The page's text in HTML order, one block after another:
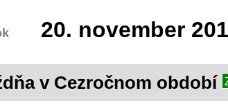
20. november
v Cezročnom období